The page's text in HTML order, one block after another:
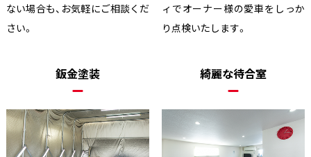
ない場合も、お気軽にご相談くだ
さい。
ィでオーナー様の愛車をしっか
り点検いたします。
鈑金塗装 綺麗な待合室